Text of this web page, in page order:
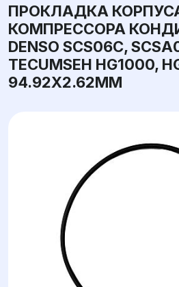
ПРОКЛАДКА
КОМПРЕССОРА
DENSO SCS06C,
TECUMSEH HG1000,
94.92X2.62ММ